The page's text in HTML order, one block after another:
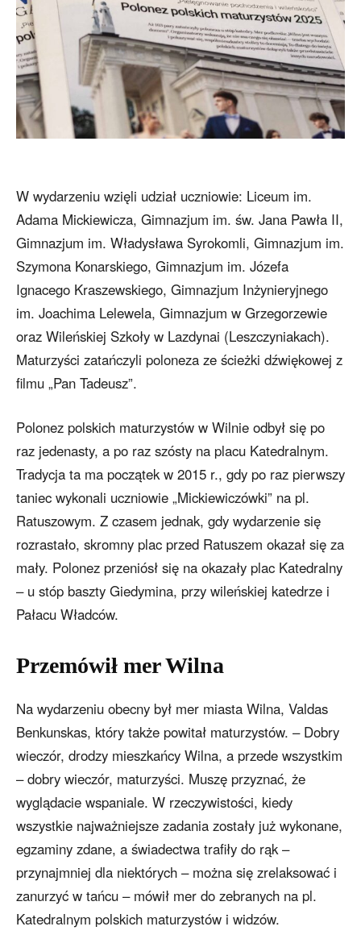
W wydarzeniu wzięli udział uczniowie: Liceum im.
Adama Mickiewicza, Gimnazjum im. św. Jana Pawła II,
Gimnazjum im. Władysława Syrokomli, Gimnazjum im.
Szymona Konarskiego, Gimnazjum im. Józefa
Ignacego Kraszewskiego, Gimnazjum Inżynieryjnego
im. Joachima Lelewela, Gimnazjum w Grzegorzewie
oraz Wileńskiej Szkoły w Lazdynai (Leszczyniakach).
Maturzyści zatańczyli poloneza ze ścieżki dźwiękowej z
filmu „Pan Tadeusz”.
Polonez polskich maturzystów w Wilnie odbył się po
raz jedenasty, a po raz szósty na placu Katedralnym.
Tradycja ta ma początek w 2015 r., gdy po raz pierwszy
taniec wykonali uczniowie „Mickiewiczówki” na pl.
Ratuszowym. Z czasem jednak, gdy wydarzenie się
rozrastało, skromny plac przed Ratuszem okazał się za
mały. Polonez przeniósł się na okazały plac Katedralny
– u stóp baszty Giedymina, przy wileńskiej katedrze i
Pałacu Władców.
Przemówił mer Wilna
Na wydarzeniu obecny był mer miasta Wilna, Valdas
Benkunskas, który także powitał maturzystów. – Dobry
wieczór, drodzy mieszkańcy Wilna, a przede wszystkim
– dobry wieczór, maturzyści. Muszę przyznać, że
wyglądacie wspaniale. W rzeczywistości, kiedy
wszystkie najważniejsze zadania zostały już wykonane,
egzaminy zdane, a świadectwa trafiły do rąk –
przynajmniej dla niektórych – można się zrelaksować i
zanurzyć w tańcu – mówił mer do zebranych na pl.
Katedralnym polskich maturzystów i widzów.